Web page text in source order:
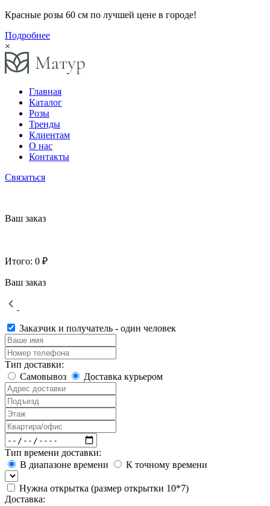
Красные розы 60 см по лучшей цене в городе!
Подробнее
×
Главная
Каталог
Розы
Тренды
Клиентам
О нас
Контакты
Связаться
Ваш заказ
Итого: 0 ₽
Ваш заказ
Заказчик и получатель - один человек
Тип доставки:
Самовывоз
Доставка курьером
Тип времени доставки:
В диапазоне времени
К точному времени
Нужна открытка (размер открытки 10*7)
Доставка: